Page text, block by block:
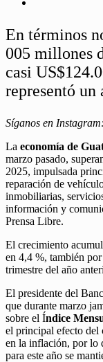
En términos
005 millones
casi
representó un
Síganos en Instagram:
La economía de
marzo pasado,
2025, impulsada
reparación de
inmobiliarias,
información y
Prensa Libre.
El crecimiento
en 4,4 %, también
trimestre del año
El presidente del
que durante marzo
sobre el Índice
el principal efecto del
en la inflación, por lo
para este año se